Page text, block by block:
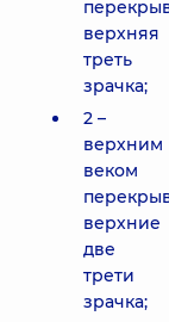
верхняя
треть
зрачка;
2 –
верхним
веком
верхние
две
трети
зрачка;